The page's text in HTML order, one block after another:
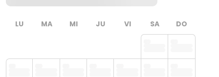
LU MA MI JU VI SA DO